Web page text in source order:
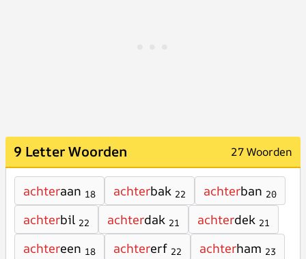
9 Letter Woorden 27 Woorden
achteraan 18 achterbak 22 achterban 20
achterbil 22 achterdak 21 achterdek 21
achtereen 18 achtererf 22 achterham 23